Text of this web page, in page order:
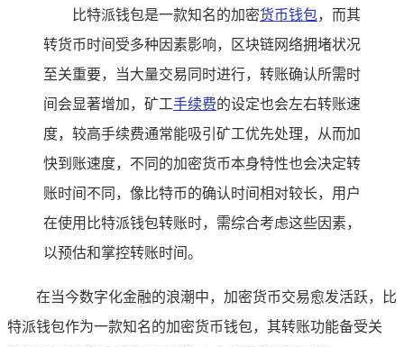
比特派钱包是一款知名的加密货币钱包，而其
转货币时间受多种因素影响，区块链网络拥堵状况
至关重要，当大量交易同时进行，转账确认所需时
间会显著增加，矿工手续费的设定也会左右转账速
度，较高手续费通常能吸引矿工优先处理，从而加
快到账速度，不同的加密货币本身特性也会决定转
账时间不同，像比特币的确认时间相对较长，用户
在使用比特派钱包转账时，需综合考虑这些因素，
以预估和掌控转账时间。
在当今数字化金融的浪潮中，加密货币交易愈发活跃，比
特派钱包作为一款知名的加密货币钱包，其转账功能备受关